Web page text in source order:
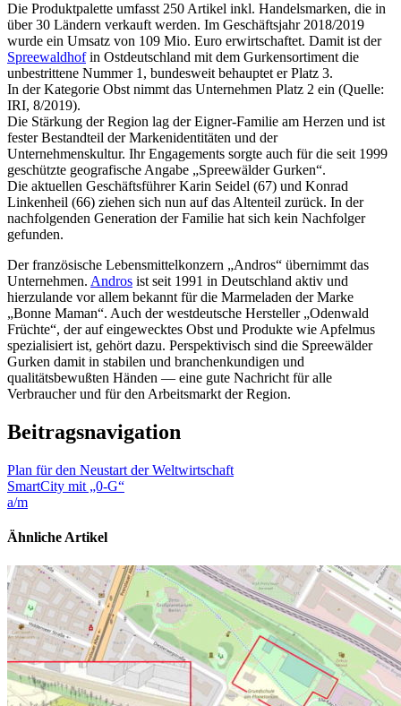
Die Produktpalette umfasst 250 Artikel inkl. Handelsmarken, die in
über 30 Ländern verkauft werden. Im Geschäftsjahr 2018/2019
wurde ein Umsatz von 109 Mio. Euro erwirtschaftet. Damit ist der
Spreewaldhofin Ostdeutschland mit dem Gurkensortiment die
unbestrittene Nummer 1, bundesweit behauptet er Platz 3.
In der Kategorie Obst nimmt das Unternehmen Platz 2 ein (Quelle:
IRI, 8/2019).
Die Stärkung der Region lag der Eigner-Familie am Herzen und ist
fester Bestandteil der Markenidentitäten und der
Unternehmenskultur. Ihr Engagements sorgte auch für die seit 1999
geschützte geografische Angabe „Spreewälder Gurken“.
Die aktuellen Geschäftsführer Karin Seidel (67) und Konrad
Linkenheil (66) ziehen sich nun auf das Altenteil zurück. In der
nachfolgenden Generation der Familie hat sich kein Nachfolger
gefunden.
Der französische Lebensmittelkonzern „Andros“ übernimmt das
Unternehmen. Andros ist seit 1991 in Deutschland aktiv und
hierzulande vor allem bekannt für die Marmeladen der Marke
„Bonne Maman“. Auch der westdeutsche Hersteller „Odenwald
Früchte“, der auf eingewecktes Obst und Produkte wie Apfelmus
spezialisiert ist, gehört dazu. Perspektivisch sind die Spreewälder
Gurken damit in stabilen und branchenkundigen und
qualitätsbewußten Händen — eine gute Nachricht für alle
Verbraucher und für den Arbeitsmarkt der Region.
Beitragsnavigation
Plan für den Neustart der Weltwirtschaft
SmartCity mit „0-G“
a/m
Ähnliche Artikel